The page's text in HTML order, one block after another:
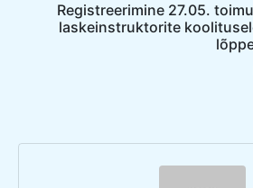
Registreerimine 27.05.
laskeinstruktorite